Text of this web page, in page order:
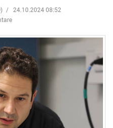
24.10.2024 08:52